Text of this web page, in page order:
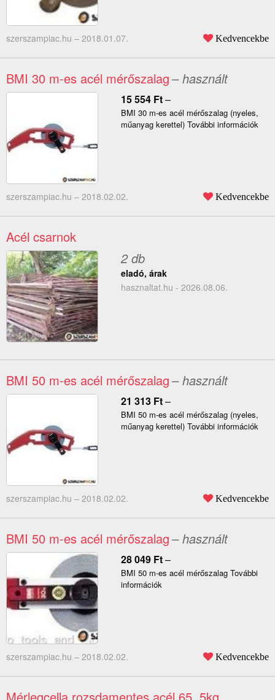
szerszampiac.hu – 2018.01.07. Kedvencekbe
BMI 30 m-es acél mérőszalag– használt
15 554 Ft–
BMI 30 m-es acél mérőszalag (nyeles,
műanyag kerettel) További információk
szerszampiac.hu – 2018.02.02. Kedvencekbe
Acél csarnok
2 db
eladó, árak
hasznaltat.hu - 2026.08.06.
BMI 50 m-es acél mérőszalag– használt
21 313 Ft–
BMI 50 m-es acél mérőszalag (nyeles,
műanyag kerettel) További információk
szerszampiac.hu – 2018.02.02. Kedvencekbe
BMI 50 m-es acél mérőszalag– használt
28 049 Ft–
BMI 50 m-es acél mérőszalag További
információk
szerszampiac.hu – 2018.02.02. Kedvencekbe